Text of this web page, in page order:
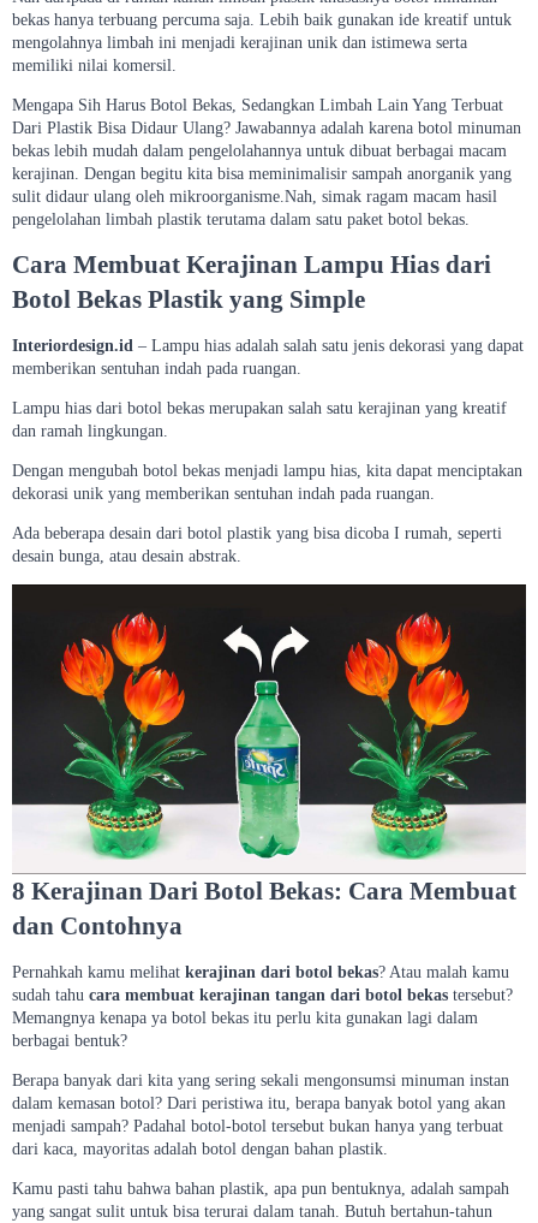
bekas hanya terbuang percuma saja. Lebih baik gunakan ide kreatif untuk
mengolahnya limbah ini menjadi kerajinan unik dan istimewa serta
memiliki nilai komersil.
Mengapa Sih Harus Botol Bekas, Sedangkan Limbah Lain Yang Terbuat
Dari Plastik Bisa Didaur Ulang? Jawabannya adalah karena botol minuman
bekas lebih mudah dalam pengelolahannya untuk dibuat berbagai macam
kerajinan. Dengan begitu kita bisa meminimalisir sampah anorganik yang
sulit didaur ulang oleh mikroorganisme.Nah, simak ragam macam hasil
pengelolahan limbah plastik terutama dalam satu paket botol bekas.
Cara Membuat Kerajinan Lampu Hias dari
Botol Bekas Plastik yang Simple
Interiordesign.id – Lampu hias adalah salah satu jenis dekorasi yang dapat
memberikan sentuhan indah pada ruangan.
Lampu hias dari botol bekas merupakan salah satu kerajinan yang kreatif
dan ramah lingkungan.
Dengan mengubah botol bekas menjadi lampu hias, kita dapat menciptakan
dekorasi unik yang memberikan sentuhan indah pada ruangan.
Ada beberapa desain dari botol plastik yang bisa dicoba I rumah, seperti
desain bunga, atau desain abstrak.
8 Kerajinan Dari Botol Bekas: Cara Membuat
dan Contohnya
Pernahkah kamu melihat kerajinan dari botol bekas? Atau malah kamu
sudah tahu cara membuat kerajinan tangan dari botol bekas tersebut?
Memangnya kenapa ya botol bekas itu perlu kita gunakan lagi dalam
berbagai bentuk?
Berapa banyak dari kita yang sering sekali mengonsumsi minuman instan
dalam kemasan botol? Dari peristiwa itu, berapa banyak botol yang akan
menjadi sampah? Padahal botol-botol tersebut bukan hanya yang terbuat
dari kaca, mayoritas adalah botol dengan bahan plastik.
Kamu pasti tahu bahwa bahan plastik, apa pun bentuknya, adalah sampah
yang sangat sulit untuk bisa terurai dalam tanah. Butuh bertahun-tahun